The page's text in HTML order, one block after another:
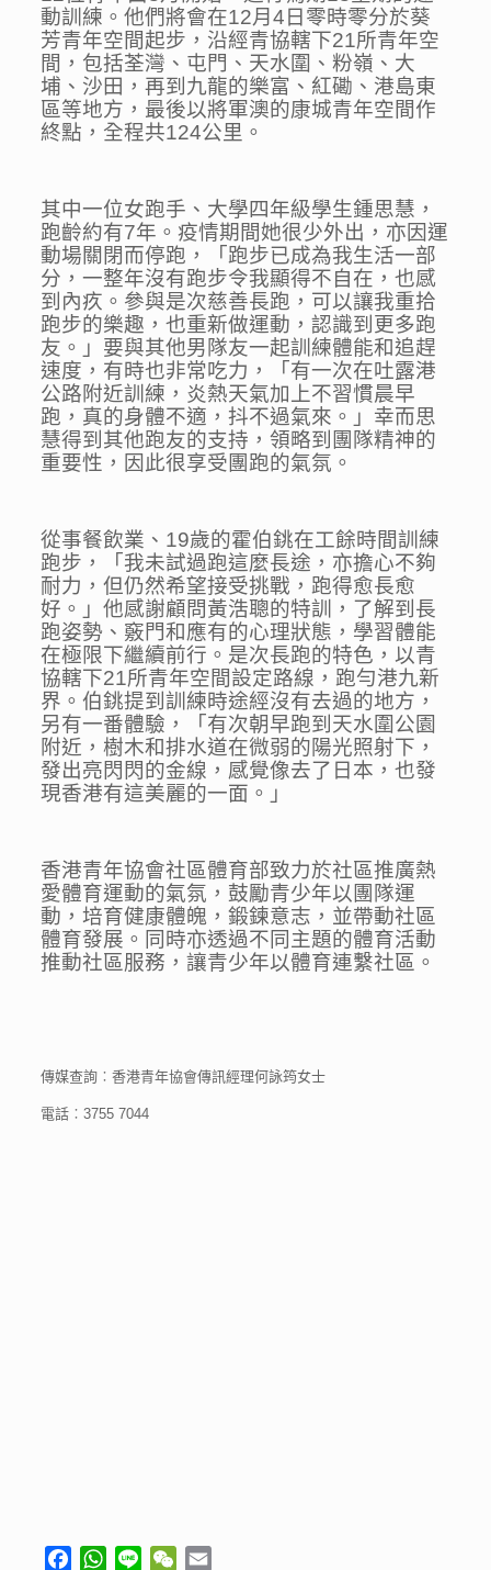
動訓練。他們將會在12月4日零時零分於葵
芳青年空間起步，沿經青協轄下21所青年空
間，包括荃灣、屯門、天水圍、粉嶺、大
埔、沙田，再到九龍的樂富、紅磡、港島東
區等地方，最後以將軍澳的康城青年空間作
終點，全程共124公里。
其中一位女跑手、大學四年級學生鍾思慧，
跑齡約有7年。疫情期間她很少外出，亦因運
動場關閉而停跑，「跑步已成為我生活一部
分，一整年沒有跑步令我顯得不自在，也感
到內疚。參與是次慈善長跑，可以讓我重拾
跑步的樂趣，也重新做運動，認識到更多跑
友。」要與其他男隊友一起訓練體能和追趕
速度，有時也非常吃力，「有一次在吐露港
公路附近訓練，炎熱天氣加上不習慣晨早
跑，真的身體不適，抖不過氣來。」幸而思
慧得到其他跑友的支持，領略到團隊精神的
重要性，因此很享受團跑的氣氛。
從事餐飲業、19歲的霍伯銚在工餘時間訓練
跑步，「我未試過跑這麼長途，亦擔心不夠
耐力，但仍然希望接受挑戰，跑得愈長愈
好。」他感謝顧問黃浩聰的特訓，了解到長
跑姿勢、竅門和應有的心理狀態，學習體能
在極限下繼續前行。是次長跑的特色，以青
協轄下21所青年空間設定路線，跑勻港九新
界。伯銚提到訓練時途經沒有去過的地方，
另有一番體驗，「有次朝早跑到天水圍公園
附近，樹木和排水道在微弱的陽光照射下，
發出亮閃閃的金線，感覺像去了日本，也發
現香港有這美麗的一面。」
香港青年協會社區體育部致力於社區推廣熱
愛體育運動的氣氛，鼓勵青少年以團隊運
動，培育健康體魄，鍛鍊意志，並帶動社區
體育發展。同時亦透過不同主題的體育活動
推動社區服務，讓青少年以體育連繫社區。
傳媒查詢︰香港青年協會傳訊經理何詠筠女士
電話︰3755 7044
FacebookWhatsApp
Line WeChat